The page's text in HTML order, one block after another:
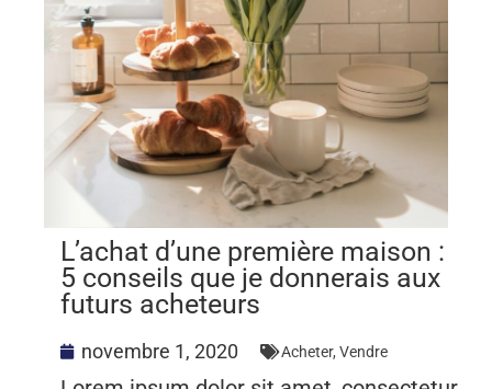
L’achat d’une première maison :
5 conseils que je donnerais aux
futurs acheteurs
novembre 1, 2020 Acheter, Vendre